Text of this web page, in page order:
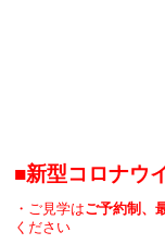
■新型コロナウ
・ご見学はご予約制、
ください